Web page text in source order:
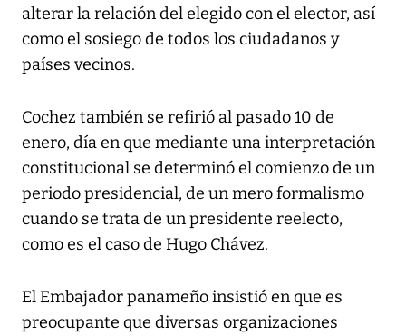
alterar la relación del elegido con el elector, así
como el sosiego de todos los ciudadanos y
países vecinos.
Cochez también se refirió al pasado 10 de
enero, día en que mediante una interpretación
constitucional se determinó el comienzo de un
periodo presidencial, de un mero formalismo
cuando se trata de un presidente reelecto,
como es el caso de Hugo Chávez.
El Embajador panameño insistió en que es
preocupante que diversas organizaciones